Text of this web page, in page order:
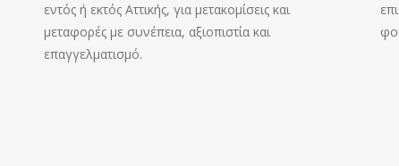
εντός ή εκτός Αττικής, για μετακομίσεις και
μεταφορές με συνέπεια, αξιοπιστία και
επαγγελματισμό.